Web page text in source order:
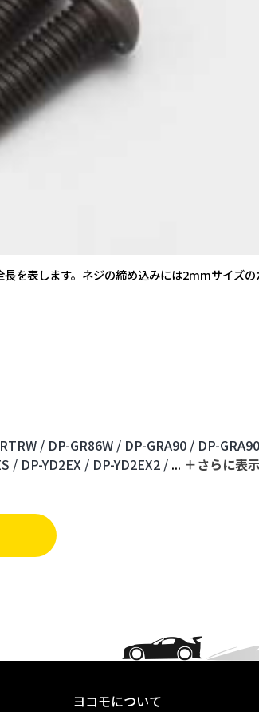
を表します。ネジの締め込みには2mmサイズ
/ DP-GR86W / DP-GRA90 / DP-
/ DP-YD2EX / DP-YD2EX2 / ... ＋さらに表
ヨコモについて